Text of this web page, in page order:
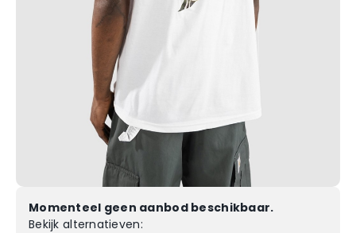
Momenteel geen aanbod beschikbaar.
Bekijk alternatieven: